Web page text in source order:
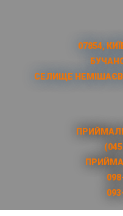
07854,
СЕЛИЩЕ